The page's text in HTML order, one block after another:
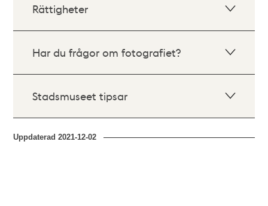
Rättigheter
Har du frågor om fotografiet?
Stadsmuseet tipsar
Uppdaterad2021-12-02